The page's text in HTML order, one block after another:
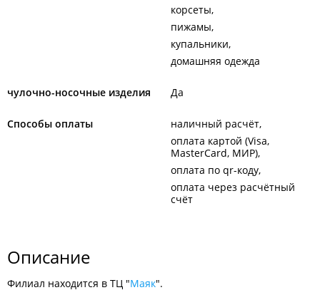
корсеты
пижамы
купальники
домашняя одежда
чулочно-носочные изделия Да
Способы оплаты
наличный расчёт
оплата картой (Visa,
MasterCard, МИР)
оплата по qr-коду
оплата через расчётный
счёт
Описание
Филиал находится в ТЦ "Маяк".